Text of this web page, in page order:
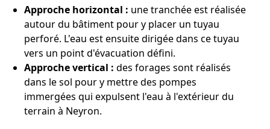
Approche horizontal : une tranchée est réalisée
autour du bâtiment pour y placer un tuyau
perforé. L'eau est ensuite dirigée dans ce tuyau
vers un point d'évacuation défini.
Approche vertical : des forages sont réalisés
dans le sol pour y mettre des pompes
immergées qui expulsent l'eau à l'extérieur du
terrain à Neyron.